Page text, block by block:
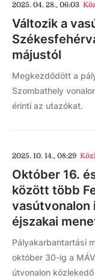
2025. 04. 28., 06:03
Változik a
májustól
Megkezdődött a
Szombathely
érinti az utazókat.
2025. 10. 14., 08:29
Október 16.
között több
vasútvonalon
éjszakai
Pályakarbantartási
október 30-ig a
útvonalon